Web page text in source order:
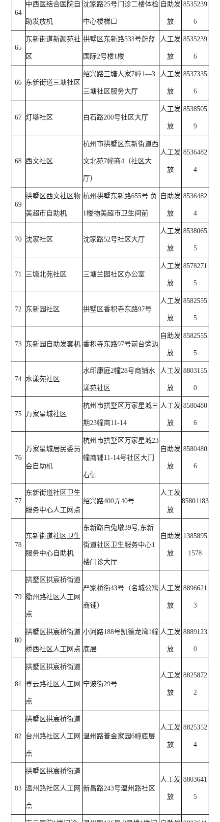
64
中西医结合医院自
助发放机
沈家路25号门诊二楼体检
中心楼梯口
自助发
放
8535239
6
65
东新街道新颜苑社
区
拱墅区东新路533号蔚蓝
国际2号楼1楼
人工发
放
8535239
6
66 东新街道三塘社区
绍兴路三塘人家7幢1—3
三塘社区服务大厅
人工发
放
8537335
6
67 灯塔社区 白石路200号社区大厅
人工发
放
8538505
9
68 西文社区
杭州市拱墅区东新街道西
文北苑7幢商4（社区大
厅）
人工发
放
8536482
4
69
拱墅区西文社区物
美超市自助机
杭州拱墅东新路655号 负
1楼物美超市卫生间前
自助发
放
8536482
4
70 沈家社区 沈家路52号社区大厅
人工发
放
8538065
5
71 三塘北苑社区 三塘兰园社区办公室
人工发
放
8578271
5
72 东新园社区 拱墅区香积寺东路97号
人工发
放
8582555
5
73 东新园自助发套机 香积寺东路97号前台旁边
自助发
放
8582555
5
74 水漾苑社区
水印康庭2幢28号商铺水
漾苑社区
人工发
放
8803155
0
75 万家星城社区
杭州市拱墅区万家星城三
期23幢商11-14
人工发
放
8580480
6
76
万家星城居民委员
会自助机
杭州市拱墅区万家星城23
幢商铺11-14号社区大门
右侧
自助发
放
8580480
6
77
东新街道社区卫生
服务中心人工网点
绍兴路400弄40号
人工发
放
85801183
78
东新街道社区卫生
服务中心自助机
东新路白兔墩39号,东新
街道社区卫生服务中心1
楼门诊大厅
自助发
放
1385895
1578
79
拱墅区拱宸桥街道
衢州路社区人工网
点
严家桥街43号（名城公寓
商铺）
人工发
放
8896621
3
80
拱墅区拱宸桥街道
桥西社区人工网点
小河路188号凯德龙湾1幢
底层
人工发
放
8889123
0
81
拱墅区拱宸桥街道
登云路社区人工网
点
宁波街29号
人工发
放
8825872
2
82
拱墅区拱宸桥街道
台州路社区人工网
点
温州路普金家园6幢底层
人工发
放
8825352
4
83
拱墅区拱宸桥街道
温州路社区人工网
点
新昌路243号温州路社区
人工发
放
8803641
5